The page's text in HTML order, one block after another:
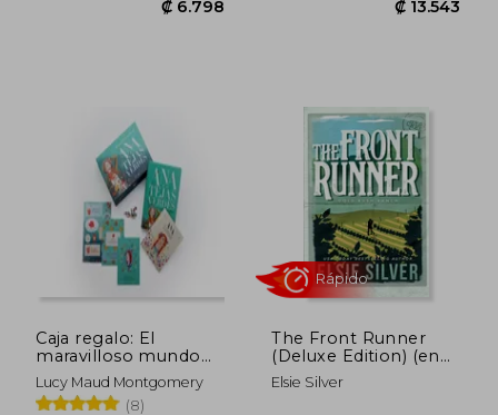
Caja regalo: El
maravilloso mundo
de Ana de Tejas
Verdes
Lucy Maud Montgomery
(8)
The Front Runner
(Deluxe Edition) (en
Inglés)
Elsie Silver